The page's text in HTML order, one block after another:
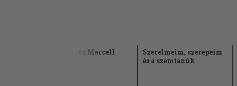
Jankovics Marcell
Szerelmeim, szerepeim
és a szemtanúk